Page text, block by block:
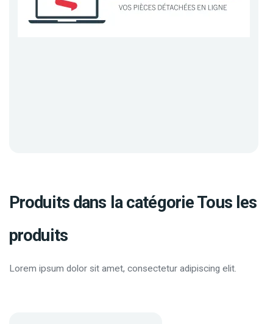
Produits dans la catégorie Tous les
produits
Lorem ipsum dolor sit amet, consectetur adipiscing elit.